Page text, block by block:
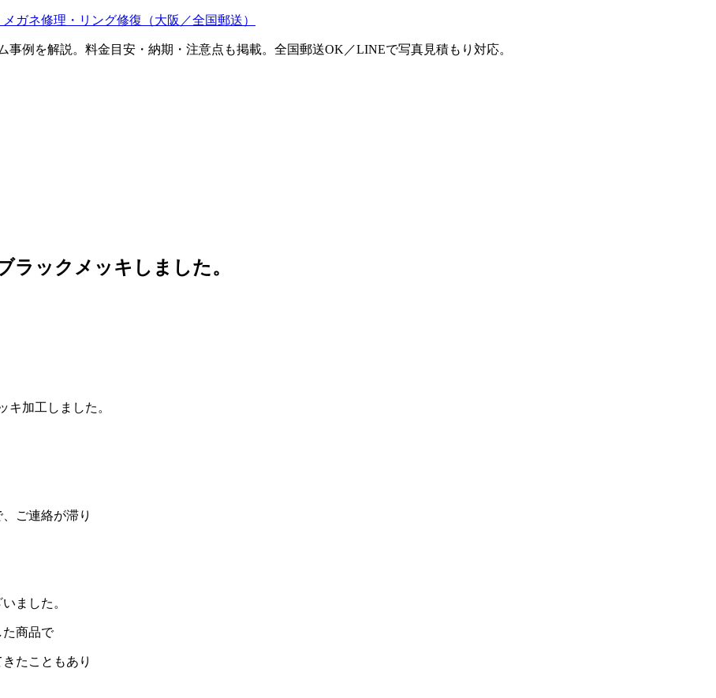
ガネ修理・リング修復（大阪／全国郵送）
例を解説。料金目安・納期・注意点も掲載。全国郵送OK／LINEで写真見積もり対応。
ックメッキしました。
加工しました。
ご連絡が滞り
ました。
た商品で
たこともあり